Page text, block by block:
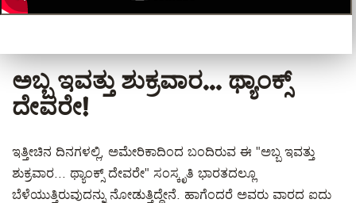
ಅಬ್ಬ ಇವತ್ತು ಶುಕ್ರವಾರ... ಥ್ಯಾಂಕ್ಸ್
ದೇವರೇ!
ಇತ್ತೀಚಿನ ದಿನಗಳಲ್ಲಿ, ಅಮೇರಿಕಾದಿಂದ ಬಂದಿರುವ ಈ "ಅಬ್ಬ ಇವತ್ತು
ಶುಕ್ರವಾರ... ಥ್ಯಾಂಕ್ಸ್ ದೇವರೇ" ಸಂಸ್ಕೃತಿ ಭಾರತದಲ್ಲೂ
ಬೆಳೆಯುತ್ತಿರುವುದನ್ನು ನೋಡುತ್ತಿದ್ದೇನೆ. ಹಾಗೆಂದರೆ ಅವರು ವಾರದ ಐದು